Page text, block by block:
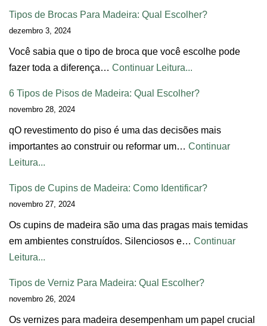
Tipos de Brocas Para Madeira: Qual Escolher?
dezembro 3, 2024
Você sabia que o tipo de broca que você escolhe pode
fazer toda a diferença… Continuar Leitura...
6 Tipos de Pisos de Madeira: Qual Escolher?
novembro 28, 2024
qO revestimento do piso é uma das decisões mais
importantes ao construir ou reformar um… Continuar
Leitura...
Tipos de Cupins de Madeira: Como Identificar?
novembro 27, 2024
Os cupins de madeira são uma das pragas mais temidas
em ambientes construídos. Silenciosos e… Continuar
Leitura...
Tipos de Verniz Para Madeira: Qual Escolher?
novembro 26, 2024
Os vernizes para madeira desempenham um papel crucial